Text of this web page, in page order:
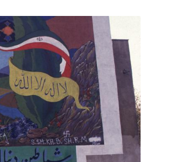
representa a las cadenas
Kazemi / Getty)